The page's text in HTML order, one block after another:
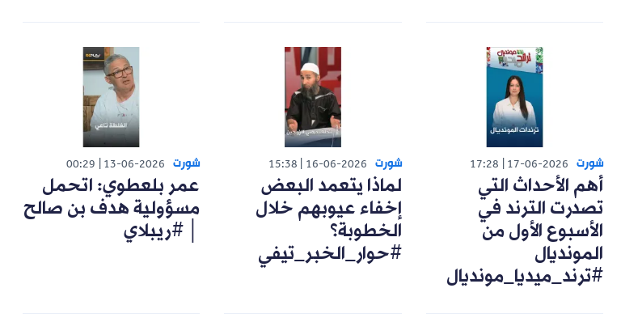
شورت 17-06-2026
17:28
أهم الأحداث التي
تصدرت الترند في
الأسبوع الأول من
المونديال
#ترند_ميديا_مونديال
شورت 16-06-2026
15:38
لماذا يتعمد البعض
إخفاء عيوبهم خلال
الخطوبة؟
#حوار_الخبر_تيفي
شورت 13-06-2026
00:29
عمر بلعطوي: اتحمل
مسؤولية هدف بن صالح
│ #ريبلاي